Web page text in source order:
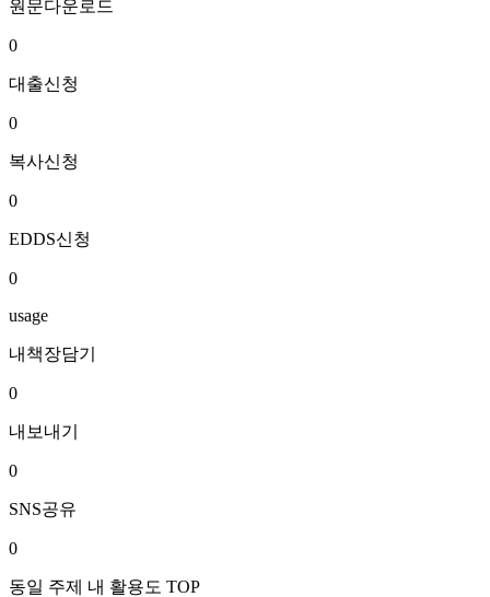
원문다운로드
0
대출신청
0
복사신청
0
EDDS신청
0
usage
내책장담기
0
내보내기
0
SNS공유
0
동일 주제 내 활용도 TOP